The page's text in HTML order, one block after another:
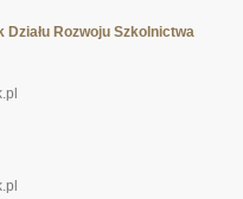
Działu Rozwoju Szkolnictwa